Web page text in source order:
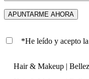
*He leído y acepto la
Hair & Makeup